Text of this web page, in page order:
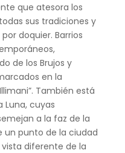
que atesora los
sus tradiciones y
doquier. Barrios
de los Brujos y
en la
También está
Luna, cuyas
a la faz de la
un punto de la ciudad
diferente de la